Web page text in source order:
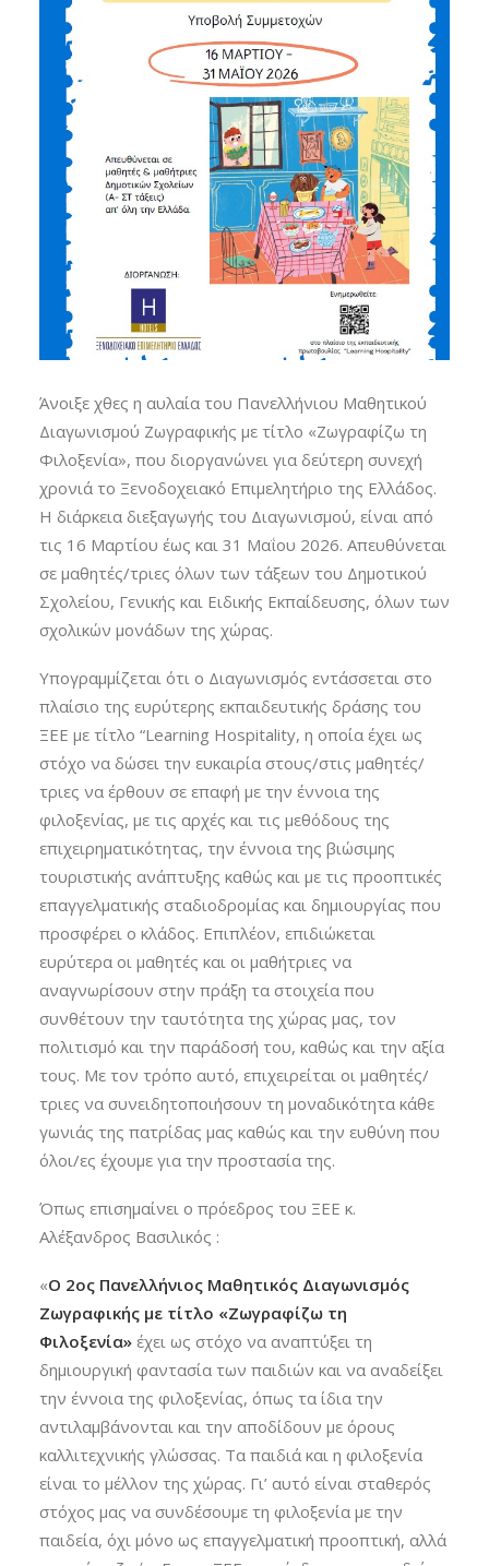
Άνοιξε χθες η αυλαία του Πανελλήνιου Μαθητικού
Διαγωνισμού Ζωγραφικής με τίτλο «Ζωγραφίζω τη
Φιλοξενία», που διοργανώνει για δεύτερη συνεχή
χρονιά το Ξενοδοχειακό Επιμελητήριο της Ελλάδος.
Η διάρκεια διεξαγωγής του Διαγωνισμού, είναι από
τις 16 Μαρτίου έως και 31 Μαΐου 2026. Απευθύνεται
σε μαθητές/τριες όλων των τάξεων του Δημοτικού
Σχολείου, Γενικής και Ειδικής Εκπαίδευσης, όλων των
σχολικών μονάδων της χώρας.
Υπογραμμίζεται ότι o Διαγωνισμός εντάσσεται στο
πλαίσιο της ευρύτερης εκπαιδευτικής δράσης του
ΞΕΕ με τίτλο “Learning Hospitality, η οποία έχει ως
στόχο να δώσει την ευκαιρία στους/στις μαθητές/
τριες να έρθουν σε επαφή με την έννοια της
φιλοξενίας, με τις αρχές και τις μεθόδους της
επιχειρηματικότητας, την έννοια της βιώσιμης
τουριστικής ανάπτυξης καθώς και με τις προοπτικές
επαγγελματικής σταδιοδρομίας και δημιουργίας που
προσφέρει ο κλάδος. Επιπλέον, επιδιώκεται
ευρύτερα οι μαθητές και οι μαθήτριες να
αναγνωρίσουν στην πράξη τα στοιχεία που
συνθέτουν την ταυτότητα της χώρας μας, τον
πολιτισμό και την παράδοσή του, καθώς και την αξία
τους. Με τον τρόπο αυτό, επιχειρείται οι μαθητές/
τριες να συνειδητοποιήσουν τη μοναδικότητα κάθε
γωνιάς της πατρίδας μας καθώς και την ευθύνη που
όλοι/ες έχουμε για την προστασία της.
Όπως επισημαίνει ο πρόεδρος του ΞΕΕ κ.
Αλέξανδρος Βασιλικός :
«Ο 2ος Πανελλήνιος Μαθητικός Διαγωνισμός
Ζωγραφικής με τίτλο «Ζωγραφίζω τη
Φιλοξενία» έχει ως στόχο να αναπτύξει τη
δημιουργική φαντασία των παιδιών και να αναδείξει
την έννοια της φιλοξενίας, όπως τα ίδια την
αντιλαμβάνονται και την αποδίδουν με όρους
καλλιτεχνικής γλώσσας. Τα παιδιά και η φιλοξενία
είναι το μέλλον της χώρας. Γι’ αυτό είναι σταθερός
στόχος μας να συνδέσουμε τη φιλοξενία με την
παιδεία, όχι μόνο ως επαγγελματική προοπτική, αλλά